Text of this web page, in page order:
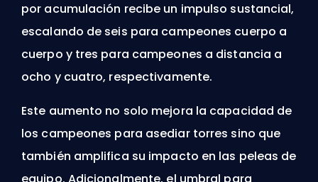
por acumulación recibe un impulso sustancial,
escalando de seis para campeones cuerpo a
cuerpo y tres para campeones a distancia a
ocho y cuatro, respectivamente.
Este aumento no solo mejora la capacidad de
los campeones para asediar torres sino que
también amplifica su impacto en las peleas de